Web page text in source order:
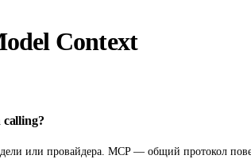
Context
или провайдера. MCP — общий протокол